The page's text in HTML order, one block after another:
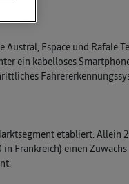
Espace und Rafale
ein kabelloses
etabliert. Allein
Frankreich) einen Zuwachs